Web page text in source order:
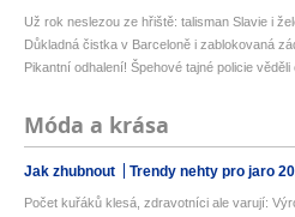
Už rok neslezou ze hřiště: talisman Slavie i
Důkladná čistka v Barceloně i zablokovaná
Pikantní odhalení! Špehové tajné policie věděli
Móda a krása
Jak zhubnout Trendy nehty pro jaro
Počet kuřáků klesá, zdravotníci ale varují: